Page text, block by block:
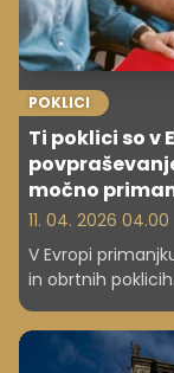
POKLICI
Ti poklici so v
močno
11. 04. 2026 04.00
V Evropi
in obrtnih
eksplodiralo in